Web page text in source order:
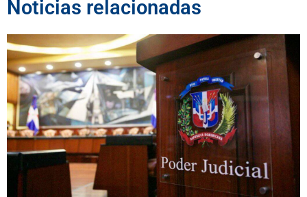
Noticias relacionadas